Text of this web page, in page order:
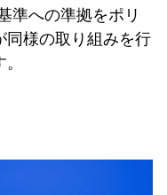
準への準拠をポリ
同様の取り組みを行